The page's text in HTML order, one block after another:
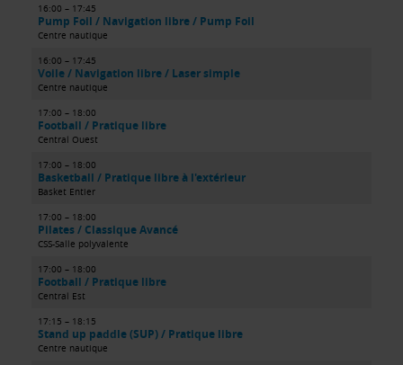
16:00 – 17:45
Pump Foil / Navigation libre / Pump Foil
Centre nautique
16:00 – 17:45
Voile / Navigation libre / Laser simple
Centre nautique
17:00 – 18:00
Football / Pratique libre
Central Ouest
17:00 – 18:00
Basketball / Pratique libre à l'extérieur
Basket Entier
17:00 – 18:00
Pilates / Classique Avancé
CSS-Salle polyvalente
17:00 – 18:00
Football / Pratique libre
Central Est
17:15 – 18:15
Stand up paddle (SUP) / Pratique libre
Centre nautique